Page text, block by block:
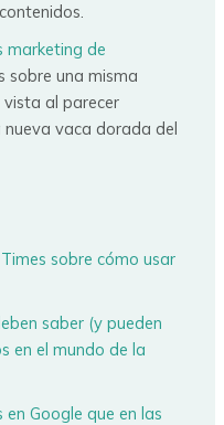
marketing de
sobre una misma
al parecer
vaca dorada del
sobre cómo usar
saber (y pueden
en el mundo de la
Google que en las